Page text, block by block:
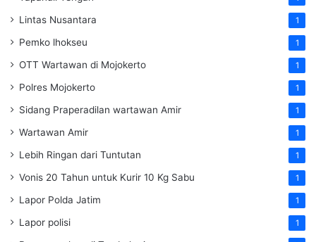
Lintas Nusantara 1
Pemko lhokseu 1
OTT Wartawan di Mojokerto 1
Polres Mojokerto 1
Sidang Praperadilan wartawan Amir 1
Wartawan Amir 1
Lebih Ringan dari Tuntutan 1
Vonis 20 Tahun untuk Kurir 10 Kg Sabu 1
Lapor Polda Jatim 1
Lapor polisi 1